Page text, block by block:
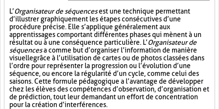
L’Organisateur de séquencesest une technique permettant
d’illustrer graphiquement les étapes consécutives d’une
procédure précise. Elle s’applique généralement aux
apprentissages comportant différentes phases qui mènent à un
résultat ou à une conséquence particulière. L’Organisateur de
séquencesa comme but d’organiser l’information de manière
visuellegrâce à l’utilisation de cartes ou de photos classées dans
l’ordre pour représenter la progression ou l’évolution d’une
séquence, ou encore la régularité d’un cycle, comme celui des
saisons. Cette formule pédagogique a l’avantage de développer
chez les élèves des compétences d’observation, d’organisation et
de prédiction, tout leur demandant un effort de concentration
pour la création d’interférences.